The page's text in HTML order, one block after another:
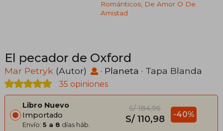
Románticos, De Amor O De
Amistad
El pecador de Oxford
Mar Petryk (Autor) · Planeta · Tapa Blanda
35 opiniones
Libro Nuevo
Importado
Envío: 5 a 8 días háb.
S/ 184,96
S/ 110,98 -40%